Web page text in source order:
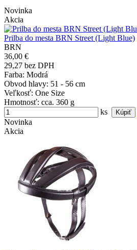
Novinka
Akcia
Prilba do mesta BRN Street (Light Blue)
BRN
36,00 €
29,27 bez DPH
Farba: Modrá
Obvod hlavy: 51 - 56 cm
Veľkosť: One Size
Hmotnosť: cca. 360 g
ks
Novinka
Akcia